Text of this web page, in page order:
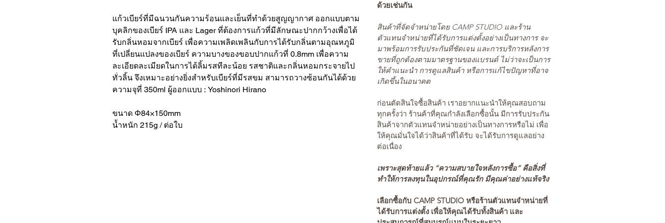
แก้วเบียร์ที่มีฉนวนกันความร้อนและเย็นที่ทำด้วยสูญญากาศ ออกแบบตาม
บุคลิกของเบียร์ IPA และ Lager ที่ต้องการแก้วที่มีลักษณะปากกว้างเพื่อได้
รับกลิ่นหอมจากเบียร์ เพื่อความเพลิดเพลินกับการได้รับกลิ่นตามอุณหภูมิ
ที่เปลี่ยนแปลงของเบียร์ ความบางของขอบปากแก้วที่ 0.8mm เพื่อความ
ละเอียดละเมียดในการได้ลิ้มรสทีละน้อย รสชาติและกลิ่นหอมกระจายไป
ทั่วลิ้น จึงเหมาะอย่างยิ่งสำหรับเบียร์ที่มีรสขม สามารถวางซ้อนกันได้ด้วย
ความจุที่ 350ml ผู้ออกแบบ : Yoshinori Hirano
ขนาด Φ84×150mm
น้ำหนัก 215g / ต่อใบ
ด้วยเช่นกัน
สินค้าที่จัดจำหน่ายโดย CAMP STUDIO และร้าน
ตัวแทนจำหน่ายที่ได้รับการแต่งตั้งอย่างเป็นทางการ จะ
มาพร้อมการรับประกันที่ชัดเจน และการบริการหลังการ
ขายที่ถูกต้องตามมาตรฐานของแบรนด์ ไม่ว่าจะเป็นการ
ให้คำแนะนำ การดูแลสินค้า หรือการแก้ไขปัญหาที่อาจ
เกิดขึ้นในอนาคต
ก่อนตัดสินใจซื้อสินค้า เราอยากแนะนำให้คุณสอบถาม
ทุกครั้งว่า ร้านค้าที่คุณกำลังเลือกซื้อนั้น มีการรับประกัน
สินค้าจากตัวแทนจำหน่ายอย่างเป็นทางการหรือไม่ เพื่อ
ให้คุณมั่นใจได้ว่าสินค้าที่ได้รับ จะได้รับการดูแลอย่าง
ต่อเนื่อง
เพราะสุดท้ายแล้ว “ความสบายใจหลังการซื้อ” คือสิ่งที่
ทำให้การลงทุนในอุปกรณ์ที่คุณรัก มีคุณค่าอย่างแท้จริง
เลือกซื้อกับ CAMP STUDIO หรือร้านตัวแทนจำหน่ายที่
ได้รับการแต่งตั้ง เพื่อให้คุณได้รับทั้งสินค้า และ